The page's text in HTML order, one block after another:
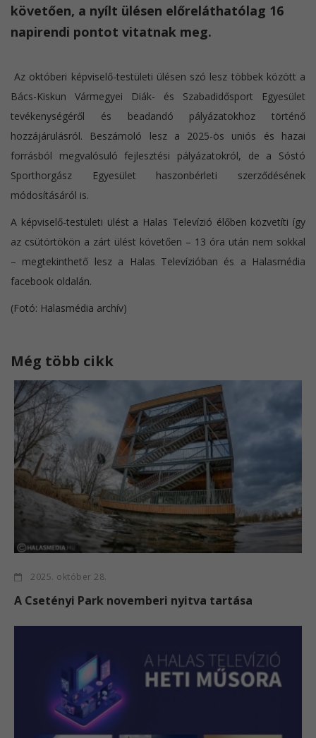
követően, a nyílt ülésen előreláthatólag 16
napirendi pontot vitatnak meg.
Az októberi képviselő-testületi ülésen szó lesz többek között a
Bács-Kiskun Vármegyei Diák- és Szabadidősport Egyesület
tevékenységéről és beadandó pályázatokhoz történő
hozzájárulásról. Beszámoló lesz a 2025-ös uniós és hazai
forrásból megvalósuló fejlesztési pályázatokról, de a Sóstó
Sporthorgász Egyesület haszonbérleti szerződésének
módosításáról is.
A képviselő-testületi ülést a Halas Televízió élőben közvetíti így
az csütörtökön a zárt ülést követően – 13 óra után nem sokkal
– megtekinthető lesz a Halas Televízióban és a Halasmédia
facebook oldalán.
(Fotó: Halasmédia archív)
Még több cikk
2025. október 28.
A Csetényi Park novemberi nyitva tartása